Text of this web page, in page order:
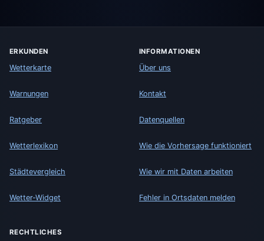
ERKUNDEN
Wetterkarte
Warnungen
Ratgeber
Wetterlexikon
Städtevergleich
Wetter-Widget
INFORMATIONEN
Über uns
Kontakt
Datenquellen
Wie die Vorhersage funktioniert
Wie wir mit Daten arbeiten
Fehler in Ortsdaten melden
RECHTLICHES